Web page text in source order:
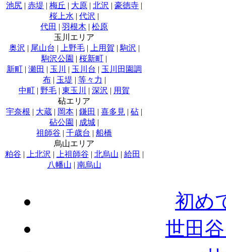
池尻 | 赤堤 | 梅丘 | 大原 | 北沢 | 豪徳寺 |
桜上水 | 代沢 |
代田 | 羽根木 | 松原
玉川エリア
奥沢 | 尾山台 | 上野毛| 上用賀 | 駒沢 |
駒沢公園 | 桜新町 |
新町 | 瀬田 | 玉川 | 玉川台 | 玉川田園調
布| 玉堤 | 等々力 |
中町 | 野毛 | 東玉川 | 深沢 | 用賀
砧エリア
宇奈根 | 大蔵 | 岡本 | 鎌田 | 喜多見 | 砧 |
砧公園 | 成城 |
祖師谷 | 千歳台 | 船橋
烏山エリア
粕谷 | 上北沢 | 上祖師谷 | 北烏山 | 給田 |
八幡山 | 南烏山
初め
世田